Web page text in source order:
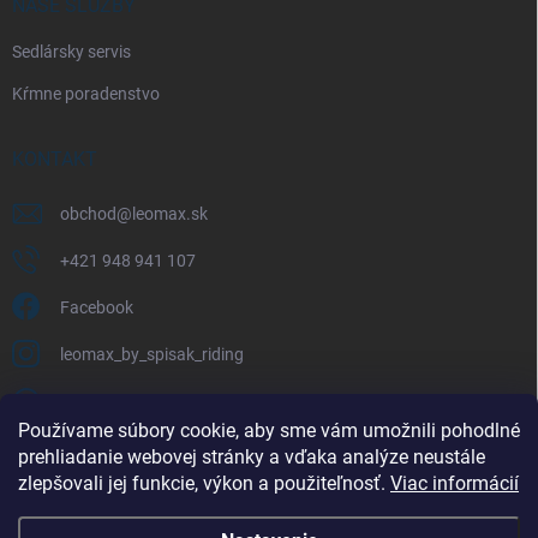
Používame súbory cookie, aby sme vám umožnili pohodlné
prehliadanie webovej stránky a vďaka analýze neustále
zlepšovali jej funkcie, výkon a použiteľnosť. Viac informácií
NAŠE SLUŽBY
Sedlársky servis
Kŕmne poradenstvo
KONTAKT
obchod@ leomax.sk
+421 948 941 107
Facebook
leomax_by_spisak_riding
FACEBOOK